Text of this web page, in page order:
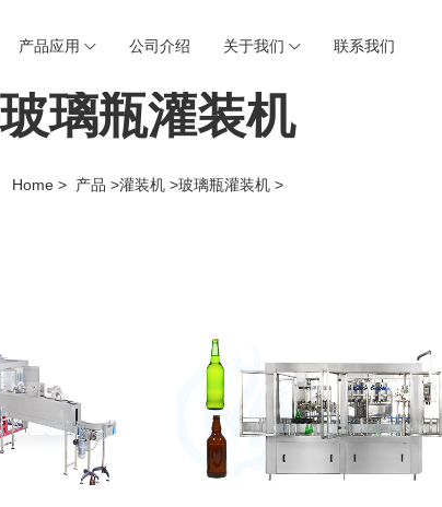
产品应用 公司介绍 关于我们 联系我们
玻璃瓶灌装机
Home > 产品 >灌装机 >玻璃瓶灌装机 >